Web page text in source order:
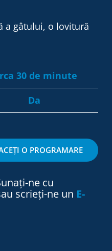
a gâtului, o lovitură
30 de minute
Da
O PROGRAMARE
ne cu
scrieți-ne un E-